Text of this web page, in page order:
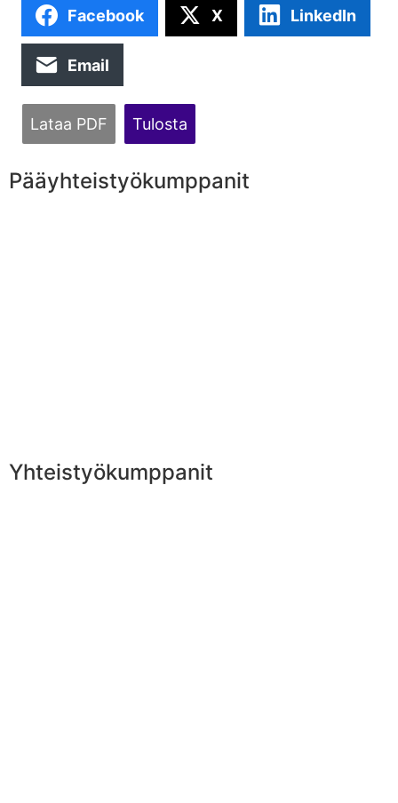
Facebook X LinkedIn
Email
Lataa PDF Tulosta
Pääyhteistyökumppanit
Yhteistyökumppanit